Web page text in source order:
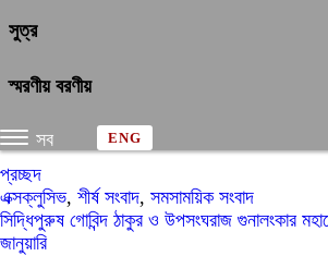
সুত্র
স্মরণীয় বরণীয়
সব ENG
প্রচ্ছদ
এক্সক্লুসিভ, শীর্ষ সংবাদ, সমসাময়িক সংবাদ
সিদ্ধিপুরুষ গোবিন্দ ঠাকুর ও উপসংঘরাজ গুনালংকার
জানুয়ারি